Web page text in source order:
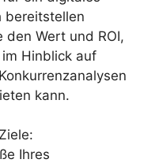
bereitstellen
den Wert und ROI,
Hinblick auf
kann.
Ihres